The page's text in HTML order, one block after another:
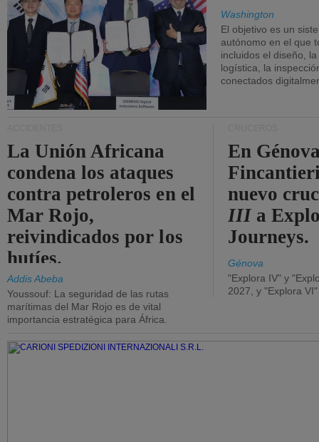
Washington
El objetivo es un
autónomo en el que
incluidos el diseño,
logística, la
conectados
La Unión Africana
condena los ataques
contra petroleros en el
Mar Rojo,
reivindicados por los
hutíes.
Addis Abeba
Youssouf: La seguridad de las rutas
marítimas del Mar Rojo es de vital
importancia estratégica para África.
En
nuevo
III a
Journeys.
Génova
"Explora IV" y
2027, y "Explora